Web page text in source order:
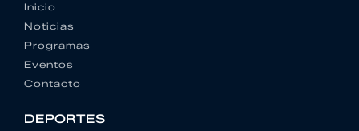
Inicio
Noticias
Programas
Eventos
Contacto
DEPORTES